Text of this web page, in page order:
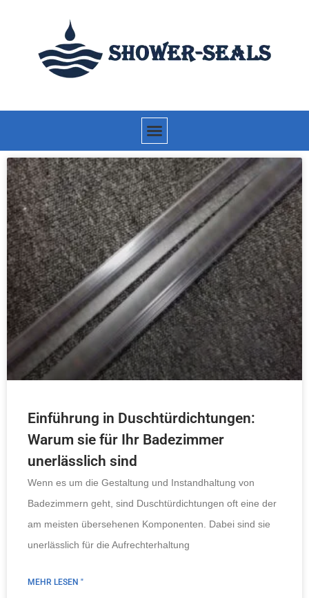
Einführung in Duschtürdichtungen:
Warum sie für Ihr Badezimmer
unerlässlich sind
Wenn es um die Gestaltung und Instandhaltung von
Badezimmern geht, sind Duschtürdichtungen oft eine der
am meisten übersehenen Komponenten. Dabei sind sie
unerlässlich für die Aufrechterhaltung
MEHR LESEN "